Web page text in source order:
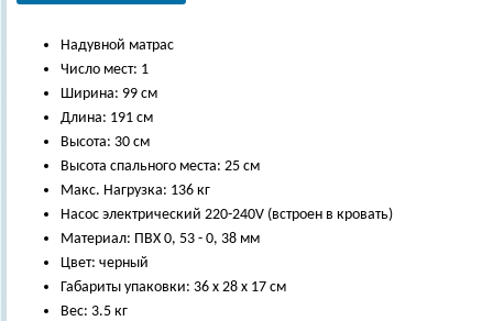
Надувной матрас
Число мест: 1
Ширина: 99 см
Длина: 191 см
Высота: 30 см
Высота спального места: 25 см
Макс. Нагрузка: 136 кг
Насос электрический 220-240V (встроен в кровать)
Материал: ПВХ 0, 53 - 0, 38 мм
Цвет: черный
Габариты упаковки: 36 х 28 х 17 см
Вес: 3.5 кг